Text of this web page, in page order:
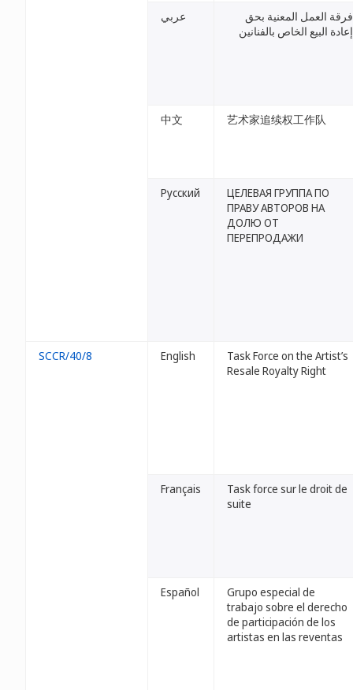
عربي
فرقة العمل المعنية بحق
إعادة البيع الخاص بالفنانين
中文 艺术家追续权工作队
Русский
ЦЕЛЕВАЯ ГРУППА ПО
ПРАВУ АВТОРОВ НА
ДОЛЮ ОТ
ПЕРЕПРОДАЖИ
SCCR/40/8 English
Task Force on the Artist’s
Resale Royalty Right
Français
Task force sur le droit de
suite
Español
Grupo especial de
trabajo sobre el derecho
de participación de los
artistas en las reventas